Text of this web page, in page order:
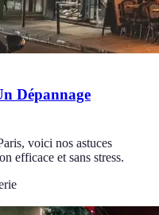
Dépannage
voici nos astuces
efficace et sans stress.